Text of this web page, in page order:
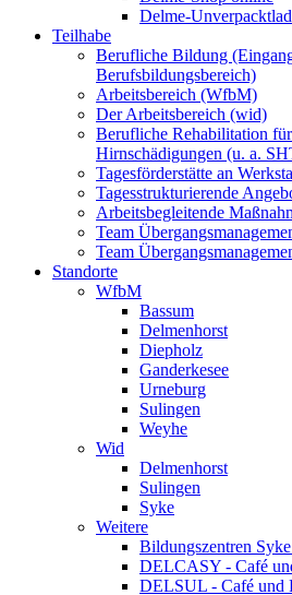
Delme-
Teilhabe
Berufliche Bildung
Berufsbildungsbereich)
Arbeitsbereich (WfbM)
Der Arbeitsbereich (wid)
Berufliche Rehabilitation
Hirnschädigungen (u. a.
Tagesförderstätte an
Tagesstrukturierende
Arbeitsbegleitende
Team
Team
Standorte
WfbM
Bassum
Delmenhorst
Diepholz
Ganderkesee
Urneburg
Sulingen
Weyhe
Wid
Delmenhorst
Sulingen
Syke
Weitere
Bildungszentren
DELCASY - Café
DELSUL - Café und